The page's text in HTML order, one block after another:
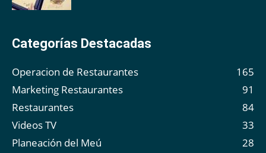
Categorías Destacadas
Operacion de Restaurantes
165
Marketing Restaurantes
91
Restaurantes
84
Videos TV
33
Planeación del Meú
28